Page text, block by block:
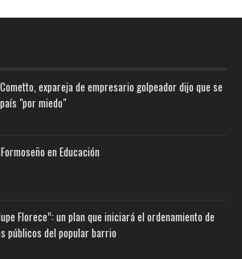
expareja de empresario golpeador dijo que se
"por miedo"
en Educación
Florece”: un plan que iniciará el ordenamiento de
públicos del popular barrio